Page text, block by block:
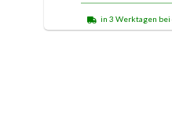
in 3 Werktagen bei